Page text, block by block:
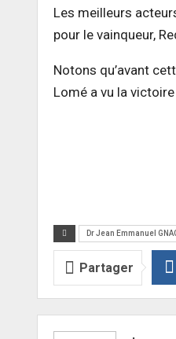
Les meilleurs
pour le vainqueur,
Notons qu’avant
Lomé a vu la
Dr Jean Emmanuel
Partager